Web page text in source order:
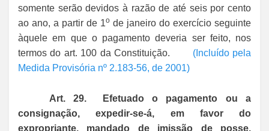
somente serão devidos à razão de até seis por cento
ao ano, a partir de 1o de janeiro do exercício seguinte
àquele em que o pagamento deveria ser feito, nos
termos do art. 100 da Constituição. (Incluído pela
Medida Provisória nº 2.183-56, de 2001)
Art. 29. Efetuado o pagamento ou a
consignação, expedir-se-á, em favor do
expropriante, mandado de imissão de posse,